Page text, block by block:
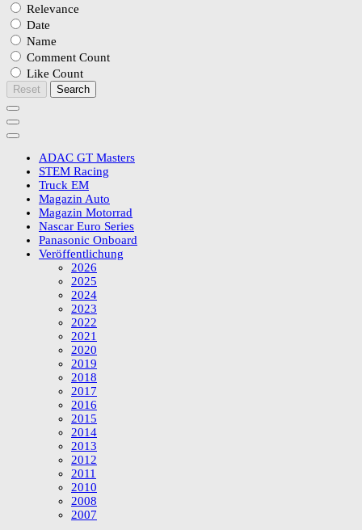
Relevance
Date
Name
Comment Count
Like Count
Reset Search
ADAC GT Masters
STEM Racing
Truck EM
Magazin Auto
Magazin Motorrad
Nascar Euro Series
Panasonic Onboard
Veröffentlichung
2026
2025
2024
2023
2022
2021
2020
2019
2018
2017
2016
2015
2014
2013
2012
2011
2010
2008
2007